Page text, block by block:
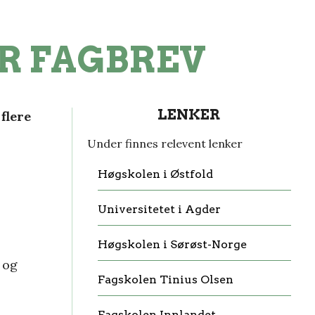
FAGBREV
flere
LENKER
Under finnes relevent lenker
Høgskolen i Østfold
Universitetet i Agder
Høgskolen i Sørøst-Norge
Fagskolen Tinius Olsen